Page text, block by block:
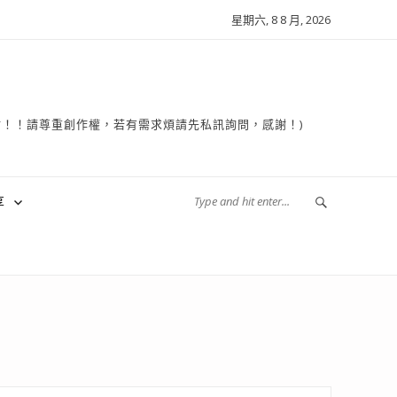
星期六, 8 8 月, 2026
請尊重創作權，若有需求煩請先私訊詢問，感謝！)